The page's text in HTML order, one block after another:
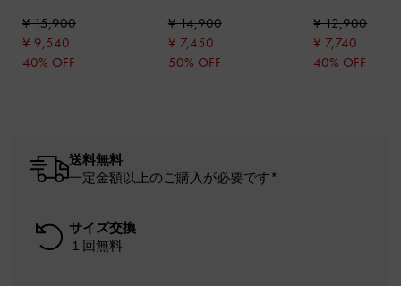
¥ 15,900
¥ 9,540
40% OFF
¥ 14,900
¥ 7,450
50% OFF
¥ 12,900
¥ 7,740
40% OFF
送料無料
一定金額以上のご購入が必要です*
サイズ交換
１回無料